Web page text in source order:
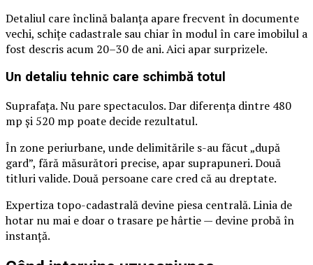
Detaliul care înclină balanța apare frecvent în documente
vechi, schițe cadastrale sau chiar în modul în care imobilul a
fost descris acum 20–30 de ani. Aici apar surprizele.
Un detaliu tehnic care schimbă totul
Suprafața. Nu pare spectaculos. Dar diferența dintre 480
mp și 520 mp poate decide rezultatul.
În zone periurbane, unde delimitările s-au făcut „după
gard”, fără măsurători precise, apar suprapuneri. Două
titluri valide. Două persoane care cred că au dreptate.
Expertiza topo-cadastrală devine piesa centrală. Linia de
hotar nu mai e doar o trasare pe hârtie — devine probă în
instanță.